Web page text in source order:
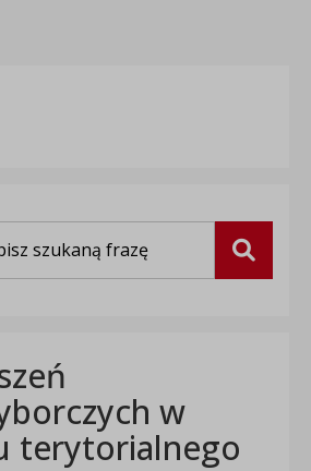
Szukaj
w
terytorialnego